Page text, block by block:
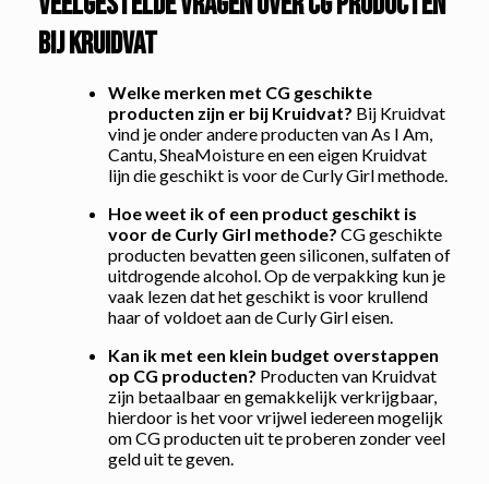
bij Kruidvat
Welke merken met CG geschikte
producten zijn er bij Kruidvat? Bij Kruidvat
vind je onder andere producten van As I Am,
Cantu, SheaMoisture en een eigen Kruidvat
lijn die geschikt is voor de Curly Girl methode.
Hoe weet ik of een product geschikt is
voor de Curly Girl methode? CG geschikte
producten bevatten geen siliconen, sulfaten of
uitdrogende alcohol. Op de verpakking kun je
vaak lezen dat het geschikt is voor krullend
haar of voldoet aan de Curly Girl eisen.
Kan ik met een klein budget overstappen
op CG producten? Producten van Kruidvat
zijn betaalbaar en gemakkelijk verkrijgbaar,
hierdoor is het voor vrijwel iedereen mogelijk
om CG producten uit te proberen zonder veel
geld uit te geven.